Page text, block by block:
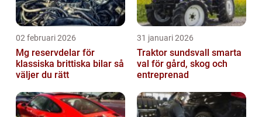
02 februari 2026
Mg reservdelar för
klassiska brittiska bilar så
väljer du rätt
31 januari 2026
Traktor sundsvall smarta
val för gård, skog och
entreprenad